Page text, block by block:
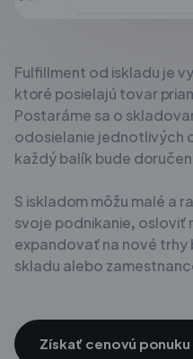
Fulfillment od iskladu je
ktoré posielajú tovar
Postaráme sa o
odosielanie jednotlivých
každý balík bude
S iskladom môžu malé a
svoje podnikanie, osloviť
expandovať na nové trhy
skladu alebo
Získať cenovú ponuku